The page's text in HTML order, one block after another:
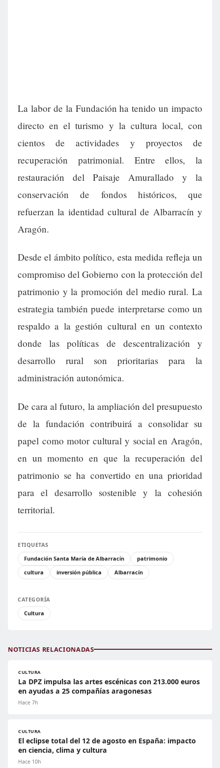
La labor de la Fundación ha tenido un impacto
directo en el turismo y la cultura local, con
cientos de actividades y proyectos de
recuperación patrimonial. Entre ellos, la
restauración del Paisaje Amurallado y la
conservación de fondos históricos, que
refuerzan la identidad cultural de Albarracín y
Aragón.
Desde el ámbito político, esta medida refleja un
compromiso del Gobierno con la protección del
patrimonio y la promoción del medio rural. La
estrategia también puede interpretarse como un
respaldo a la gestión cultural en un contexto
donde las políticas de descentralización y
desarrollo rural son prioritarias para la
administración autonómica.
De cara al futuro, la ampliación del presupuesto
de la fundación contribuirá a consolidar su
papel como motor cultural y social en Aragón,
en un momento en que la recuperación del
patrimonio se ha convertido en una prioridad
para el desarrollo sostenible y la cohesión
territorial.
ETIQUETAS
Fundación Santa María de Albarracín
patrimonio
cultura
inversión pública Albarracín
CATEGORÍA
Cultura
NOTICIAS RELACIONADAS
CULTURA
La DPZ impulsa las artes escénicas con 213.000 euros
en ayudas a 25 compañías aragonesas
Hace 7h
CULTURA
El eclipse total del 12 de agosto en España: impacto
en ciencia, clima y cultura
Hace 10h